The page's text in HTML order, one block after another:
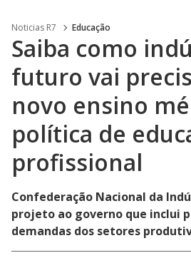
Noticias R7 Educação
Saiba como
futuro vai
novo ensino
política de
profissional
Confederação Nacional da
projeto ao governo que inclui
demandas dos setores